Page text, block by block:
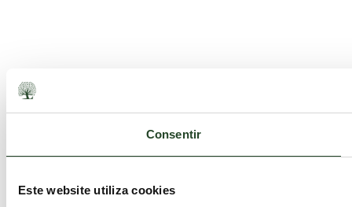
Consentir
Este website utiliza cookies